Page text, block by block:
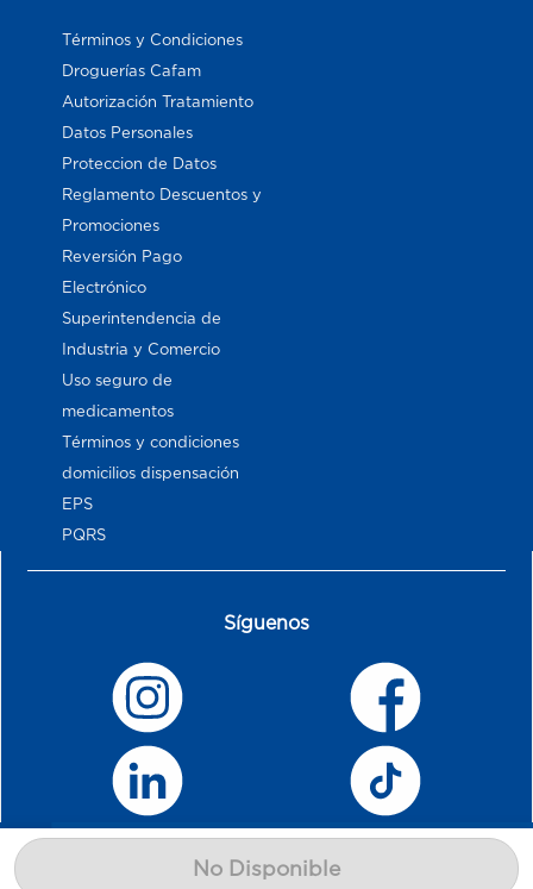
No Disponible
Términos y Condiciones
Droguerías Cafam
Autorización Tratamiento
Datos Personales
Proteccion de Datos
Reglamento Descuentos y
Promociones
Reversión Pago
Electrónico
Superintendencia de
Industria y Comercio
Uso seguro de
medicamentos
Términos y condiciones
domicilios dispensación
EPS
PQRS
Síguenos